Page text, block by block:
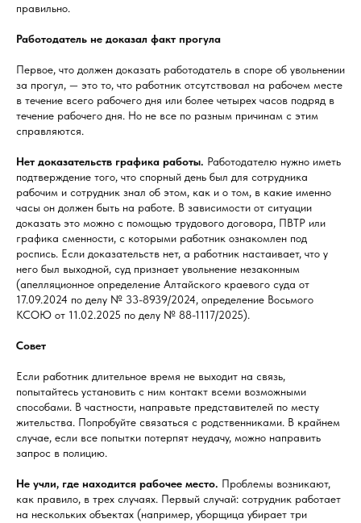
правильно.
Работодатель не доказал факт прогула
Первое, что должен доказать работодатель в споре об увольнении
за прогул, — это то, что работник отсутствовал на рабочем месте
в течение всего рабочего дня или более четырех часов подряд в
течение рабочего дня. Но не все по разным причинам с этим
справляются.
Нет доказательств графика работы. Работодателю нужно иметь
подтверждение того, что спорный день был для сотрудника
рабочим и сотрудник знал об этом, как и о том, в какие именно
часы он должен быть на работе. В зависимости от ситуации
доказать это можно с помощью трудового договора, ПВТР или
графика сменности, с которыми работник ознакомлен под
роспись. Если доказательств нет, а работник настаивает, что у
него был выходной, суд признает увольнение незаконным
(апелляционное определение Алтайского краевого суда от
17.09.2024 по делу № 33-8939/2024, определение Восьмого
КСОЮ от 11.02.2025 по делу № 88-1117/2025).
Совет
Если работник длительное время не выходит на связь,
попытайтесь установить с ним контакт всеми возможными
способами. В частности, направьте представителей по месту
жительства. Попробуйте связаться с родственниками. В крайнем
случае, если все попытки потерпят неудачу, можно направить
запрос в полицию.
Не учли, где находится рабочее место. Проблемы возникают,
как правило, в трех случаях. Первый случай: сотрудник работает
на нескольких объектах (например, уборщица убирает три